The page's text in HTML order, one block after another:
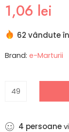
1,06 lei
62 vândute
Brand: e-Marturii
2 persoane